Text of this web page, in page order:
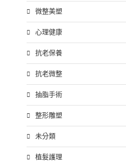
微整美塑
心理健康
抗老保養
抗老微整
抽脂手術
整形雕塑
未分類
植髮護理